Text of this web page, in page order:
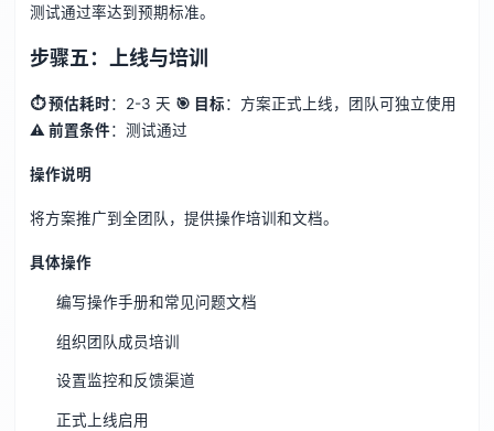
测试通过率达到预期标准。
步骤五：上线与培训
⏱ 预估耗时：2-3 天 🎯 目标：方案正式上线，团队可独立使用
⚠️ 前置条件：测试通过
操作说明
将方案推广到全团队，提供操作培训和文档。
具体操作
编写操作手册和常见问题文档
组织团队成员培训
设置监控和反馈渠道
正式上线启用